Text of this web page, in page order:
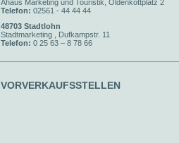
Ahaus Marketing und Touristik, Oldenkottplatz 2
Telefon: 02561 - 44 44 44
48703 Stadtlohn
Stadtmarketing , Dufkampstr. 11
Telefon: 0 25 63 – 8 78 66
VORVERKAUFSSTELLEN